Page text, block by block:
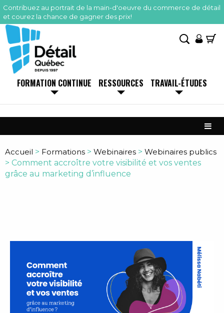
Contribuez au portrait de la main-d'oeuvre du commerce de détail
et courez la chance de gagner des prix!
FORMATION CONTINUE RESSOURCES TRAVAIL-ÉTUDES
Accueil > Formations > Webinaires > Webinaires publics
> Comment accroître votre visibilité et vos ventes
grâce au marketing d’influence